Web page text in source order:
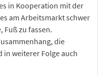
in Kooperation mit der
am Arbeitsmarkt schwer
Fuß zu fassen.
die
in weiterer Folge auch